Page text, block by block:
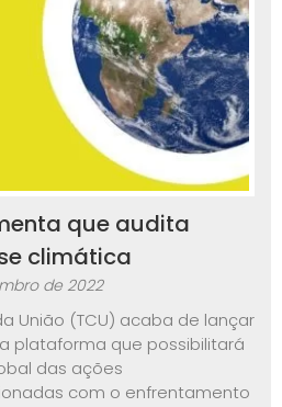
que audita
climática
de 2022
União (TCU) acaba de lançar
plataforma que possibilitará
das ações
com o enfrentamento